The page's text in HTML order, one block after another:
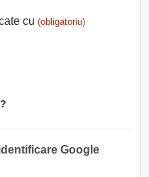
cu (obligatoriu)
Google